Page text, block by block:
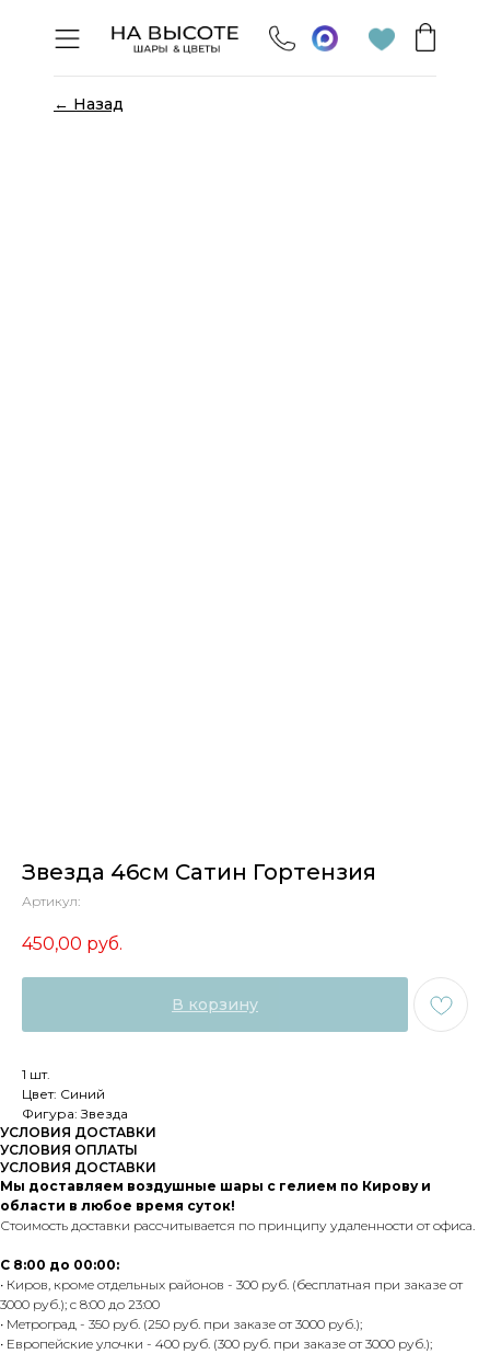
← Назад
Звезда 46см Сатин Гортензия
Артикул:
450,00 руб.
В корзину
1 шт.
Цвет: Синий
Фигура: Звезда
УСЛОВИЯ ДОСТАВКИ
УСЛОВИЯ ОПЛАТЫ
УСЛОВИЯ ДОСТАВКИ
Мы доставляем воздушные шары с гелием по Кирову и
области в любое время суток!
Стоимость доставки рассчитывается по принципу удаленности от офиса.
С 8:00 до 00:00:
• Киров, кроме отдельных районов - 300 руб. (бесплатная при заказе от
3000 руб.); с 8:00 до 23:00
• Метроград - 350 руб. (250 руб. при заказе от 3000 руб.);
• Европейские улочки - 400 руб. (300 руб. при заказе от 3000 руб.);